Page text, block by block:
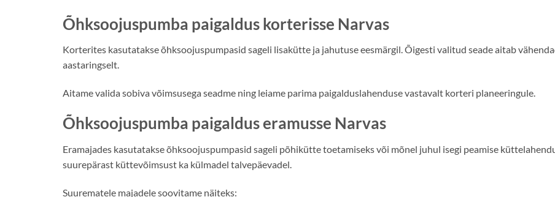
Õhksoojuspumba paigaldus korterisse Narvas
Korterites kasutatakse õhksoojuspumpasid sageli lisakütte ja jahutuse eesmärgil. Õigesti valitud seade aitab
aastaringselt.
Aitame valida sobiva võimsusega seadme ning leiame parima paigalduslahenduse vastavalt korteri planeeringule.
Õhksoojuspumba paigaldus eramusse Narvas
Eramajades kasutatakse õhksoojuspumpasid sageli põhikütte toetamiseks või mõnel juhul isegi peamise
suurepärast küttevõimsust ka külmadel talvepäevadel.
Suurematele majadele soovitame näiteks: